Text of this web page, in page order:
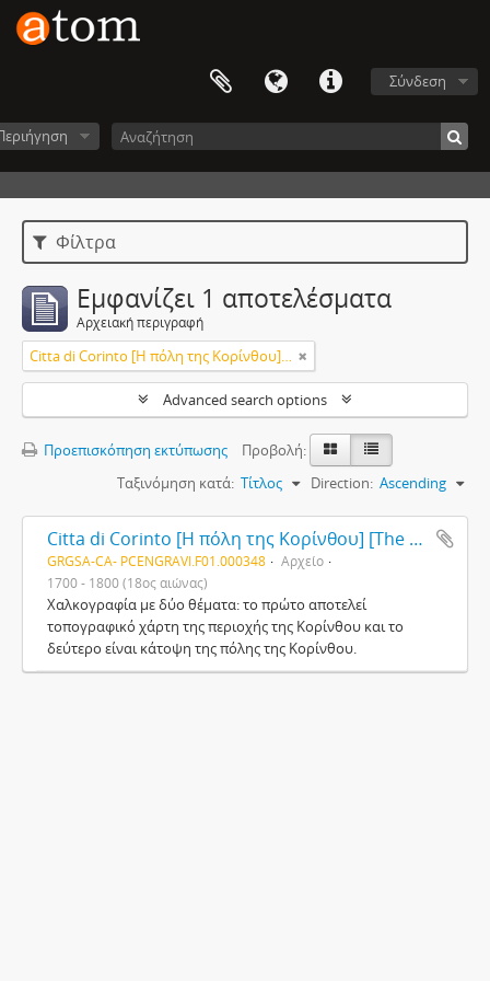
Σύνδεση
Φίλτρα
Εμφανίζει 1 αποτελέσματα
Αρχειακή περιγραφή
Citta di Corinto [Η πόλη της Κορίνθου] [The town of Corinthos]
Advanced search options
Προεπισκόπηση εκτύπωσης
Προβολή:
Ταξινόμηση κατά: Τίτλος Direction: Ascending
Citta di Corinto [Η πόλη της Κορίνθου] [The town of Corinthos]
GRGSA-CA- PCENGRAVI.F01.000348
Αρχείο
1700 - 1800 (18ος αιώνας)
Χαλκογραφία με δύο θέματα: το πρώτο αποτελεί
τοπογραφικό χάρτη της περιοχής της Κορίνθου και το
δεύτερο είναι κάτοψη της πόλης της Κορίνθου.